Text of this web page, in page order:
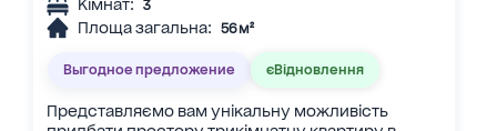
Кімнат: 3
Площа загальна: 56 м²
Выгодное предложение єВідновлення
Представляємо вам унікальну можливість